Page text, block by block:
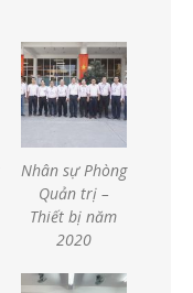
Nhân sự Phòng
Quản trị –
Thiết bị năm
2020